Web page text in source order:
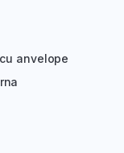
anvelope